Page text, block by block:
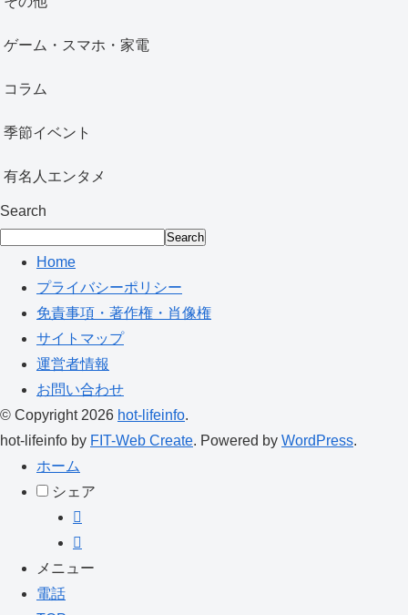
ゲーム・スマホ・家電
コラム
季節イベント
有名人エンタメ
Search
Search
Home
プライバシーポリシー
免責事項・著作権・肖像権
サイトマップ
運営者情報
お問い合わせ
© Copyright 2026 hot-lifeinfo.
hot-lifeinfo by FIT-Web Create. Powered by WordPress.
ホーム
シェア
メニュー
電話